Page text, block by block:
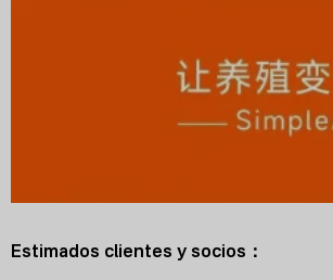
Estimados clientes y socios：